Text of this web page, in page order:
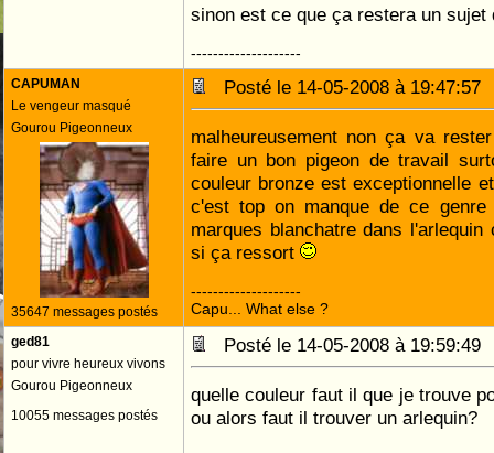
sinon est ce que ça restera un sujet
--------------------
CAPUMAN
Le vengeur masqué
Gourou Pigeonneux
35647 messages postés
Posté le 14-05-2008 à
malheureusement non ça va
faire un bon pigeon de travail
couleur bronze est exceptionnelle
c'est top on manque de ce
marques blanchatre dans
si ça ressort
--------------------
Capu... What else ?
ged81
pour vivre heureux vivons
Gourou Pigeonneux
10055 messages postés
Posté le 14-05-2008 à
quelle couleur faut il que je trouve
ou alors faut il trouver un arlequin?